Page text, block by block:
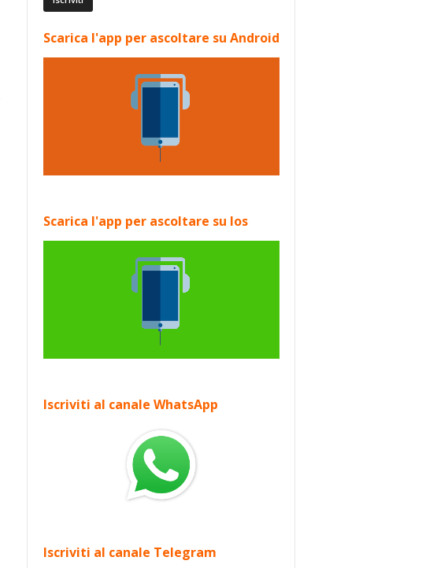
Scarica l'app per ascoltare su Android
Scarica l'app per ascoltare su Ios
Iscriviti al canale WhatsApp
Iscriviti al canale Telegram